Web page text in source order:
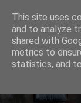
This site uses
and to analyze
shared with
metrics to
statistics, and